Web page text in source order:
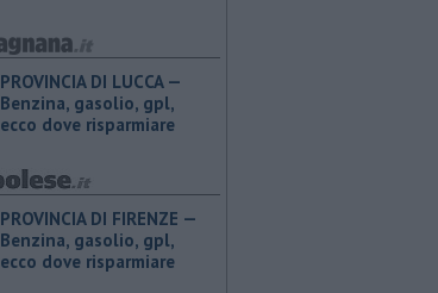
PROVINCIA DI LUCCA — ​
Benzina, gasolio, gpl,
ecco dove risparmiare
PROVINCIA DI FIRENZE — ​
Benzina, gasolio, gpl,
ecco dove risparmiare